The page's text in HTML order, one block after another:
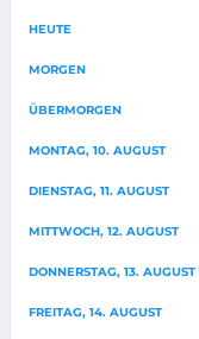
HEUTE
MORGEN
ÜBERMORGEN
MONTAG, 10. AUGUST
DIENSTAG, 11. AUGUST
MITTWOCH, 12. AUGUST
DONNERSTAG, 13. AUGUST
FREITAG, 14. AUGUST